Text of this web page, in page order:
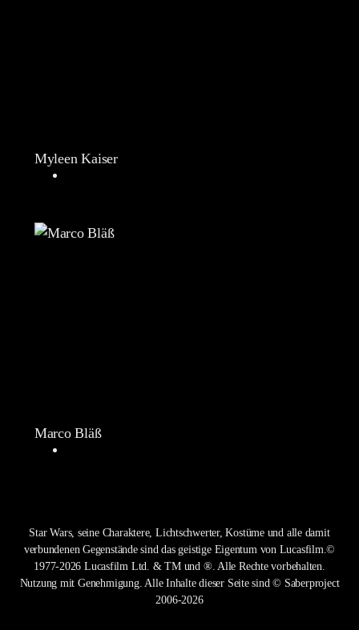
Myleen Kaiser
Marco Bläß
Star Wars, seine Charaktere, Lichtschwerter, Kostüme und alle damit
verbundenen Gegenstände sind das geistige Eigentum von Lucasfilm.©
1977-2026 Lucasfilm Ltd. & TM und ®. Alle Rechte vorbehalten.
Nutzung mit Genehmigung. Alle Inhalte dieser Seite sind © Saberproject
2006-2026